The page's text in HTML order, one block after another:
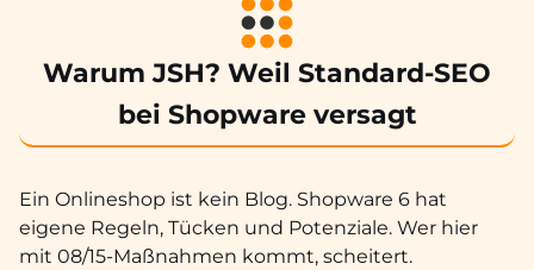
Warum JSH? Weil Standard-SEO
bei Shopware versagt
Ein Onlineshop ist kein Blog. Shopware 6 hat
eigene Regeln, Tücken und Potenziale. Wer hier
mit 08/15-Maßnahmen kommt, scheitert.